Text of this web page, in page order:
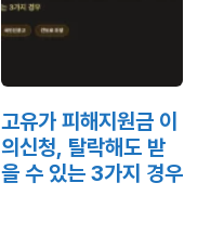
고유가 피해지원금 이
의신청, 탈락해도 받
을 수 있는 3가지 경우